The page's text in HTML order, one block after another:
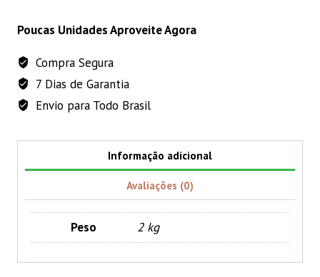
TUB.
PLAST
quantidade
Poucas Unidades Aproveite Agora
Compra Segura
7 Dias de Garantia
Envio para Todo Brasil
Informação adicional
Avaliações (0)
Peso 2 kg